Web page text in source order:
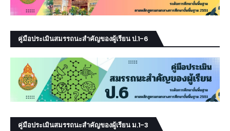
คู่มือประเมินสมรรถนะสำคัญของผู้เรียน ป.1-6
คู่มือประเมินสมรรถนะสำคัญของผู้เรียน ม.1-3